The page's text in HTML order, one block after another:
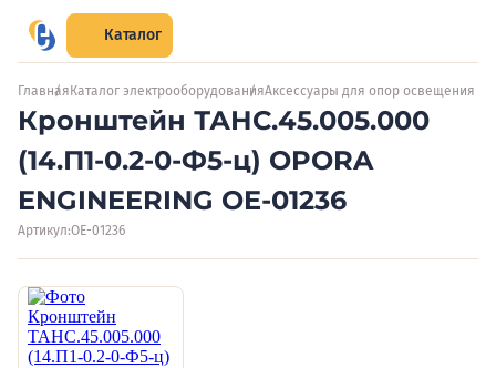
Каталог
Главная Каталог электрооборудованияАксессуары для опор освещения
Кронштейн ТАНС.45.005.000
(14.П1-0.2-0-Ф5-ц) OPORA
ENGINEERING OE-01236
Артикул:OE-01236